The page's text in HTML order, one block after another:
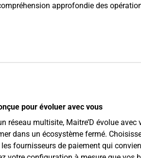
approfondie des
pour évoluer avec vous
réseau multisite, Maitre’D évolue avec
dans un écosystème fermé.
fournisseurs de paiement qui